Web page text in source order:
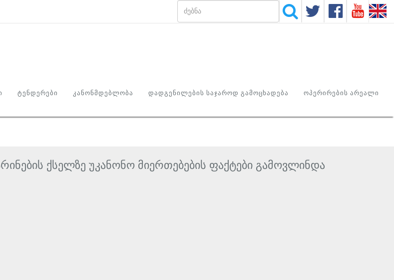
ᲢᲔᲜᲓᲔᲠᲔᲑᲘ ᲙᲐᲜᲝᲜᲛᲓᲔᲑᲚᲝᲑᲐ ᲓᲐᲓᲒᲔᲜᲘᲚᲔᲑᲘᲡ ᲡᲐᲯᲐᲠᲝᲓ ᲒᲐᲛᲝᲪᲮᲐᲓᲔᲑᲐ ᲝᲞᲔᲠᲘᲠᲔᲑᲘᲡ ᲐᲠᲔᲐᲚᲘ
ქსელზე უკანონო მიერთებების ფაქტები გამოვლინდა